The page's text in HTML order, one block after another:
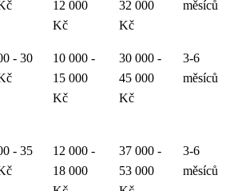
12 000
Kč
32 000
Kč
měsíců
- 30
10 000 -
15 000
Kč
30 000 -
45 000
Kč
3-6
měsíců
- 35
12 000 -
18 000
37 000 -
53 000
3-6
měsíců